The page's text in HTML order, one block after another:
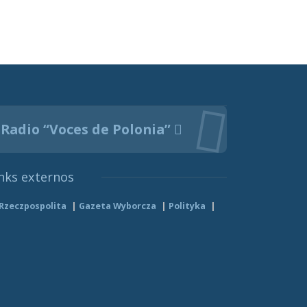
Radio “Voces de Polonia”
externos
Gazeta Wyborcza Polityka